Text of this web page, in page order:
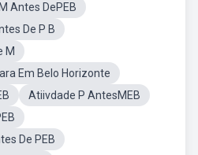
Antes DePEB
De P B
M
Em Belo Horizonte
Atiivdade P AntesMEB
De PEB